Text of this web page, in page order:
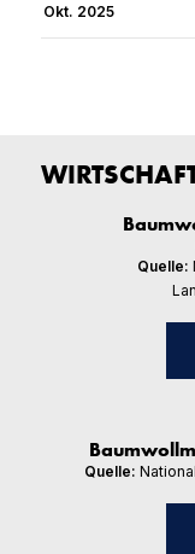
Okt. 2025
Quelle:
Quelle: